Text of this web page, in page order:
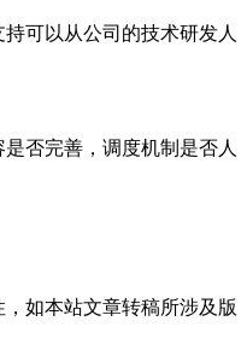
可以从公司的技术研发人
否完善，调度机制是否人
如本站文章转稿所涉及版